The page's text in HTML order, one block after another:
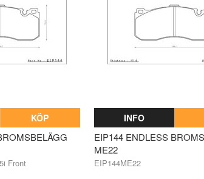
KÖP
Front
INFO
EIP144 ENDLESS
ME22
EIP144ME22